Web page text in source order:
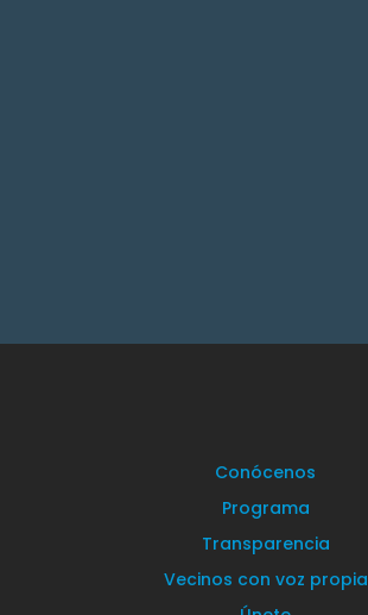
Conócenos
Programa
Transparencia
Vecinos con voz propia